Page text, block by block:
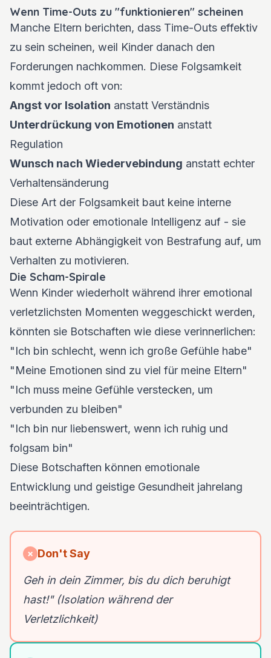
Wenn Time-Outs zu "funktionieren" scheinen
Manche Eltern berichten, dass Time-Outs effektiv
zu sein scheinen, weil Kinder danach den
Forderungen nachkommen. Diese Folgsamkeit
kommt jedoch oft von:
Angst vor Isolation anstatt Verständnis
Unterdrückung von Emotionen anstatt
Regulation
Wunsch nach Wiedervebindung anstatt echter
Verhaltensänderung
Diese Art der Folgsamkeit baut keine interne
Motivation oder emotionale Intelligenz auf - sie
baut externe Abhängigkeit von Bestrafung auf, um
Verhalten zu motivieren.
Die Scham-Spirale
Wenn Kinder wiederholt während ihrer emotional
verletzlichsten Momenten weggeschickt werden,
könnten sie Botschaften wie diese verinnerlichen:
"Ich bin schlecht, wenn ich große Gefühle habe"
"Meine Emotionen sind zu viel für meine Eltern"
"Ich muss meine Gefühle verstecken, um
verbunden zu bleiben"
"Ich bin nur liebenswert, wenn ich ruhig und
folgsam bin"
Diese Botschaften können emotionale
Entwicklung und geistige Gesundheit jahrelang
beeinträchtigen.
✗ Don't Say
Geh in dein Zimmer, bis du dich beruhigt
hast!" (Isolation während der
Verletzlichkeit)